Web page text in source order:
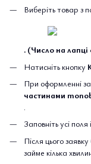
Виберіть товар з
. (Число на лапці
Натисніть кнопку
При оформленні
частинами
.
Заповніть усі поля
Після цього
займе кілька